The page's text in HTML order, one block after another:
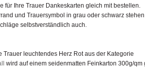
für Ihre Trauer Dankeskarten gleich mit bestellen.
und Trauersymbol in grau oder schwarz
selbstverständlich auch.
Trauer leuchtendes Herz Rot aus der Kategorie
wird auf einem seidenmatten Feinkarton 300g/qm